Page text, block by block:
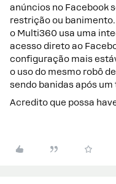
anúncios no Facebook
restrição ou
o Multi360 usa uma
acesso direto ao
configuração mais
o uso do mesmo robô
sendo banidas após um
Acredito que possa